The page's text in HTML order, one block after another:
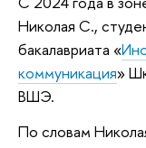
Николая С.,
бакалавриата «
коммуникация»
ВШЭ.
По словам